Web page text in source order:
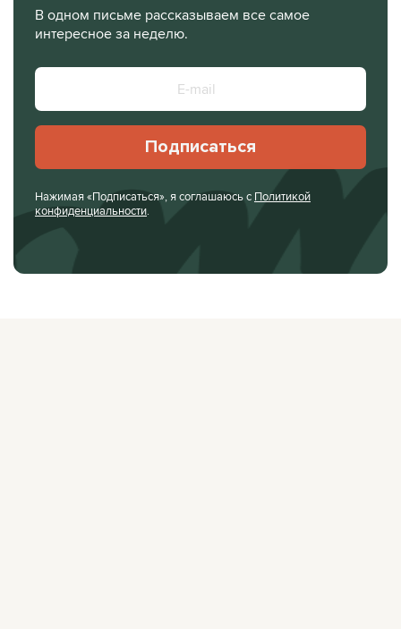
В одном письме рассказываем все самое
интересное за неделю.
Подписаться
Нажимая «Подписаться», я соглашаюсь с Политикой
конфиденциальности.